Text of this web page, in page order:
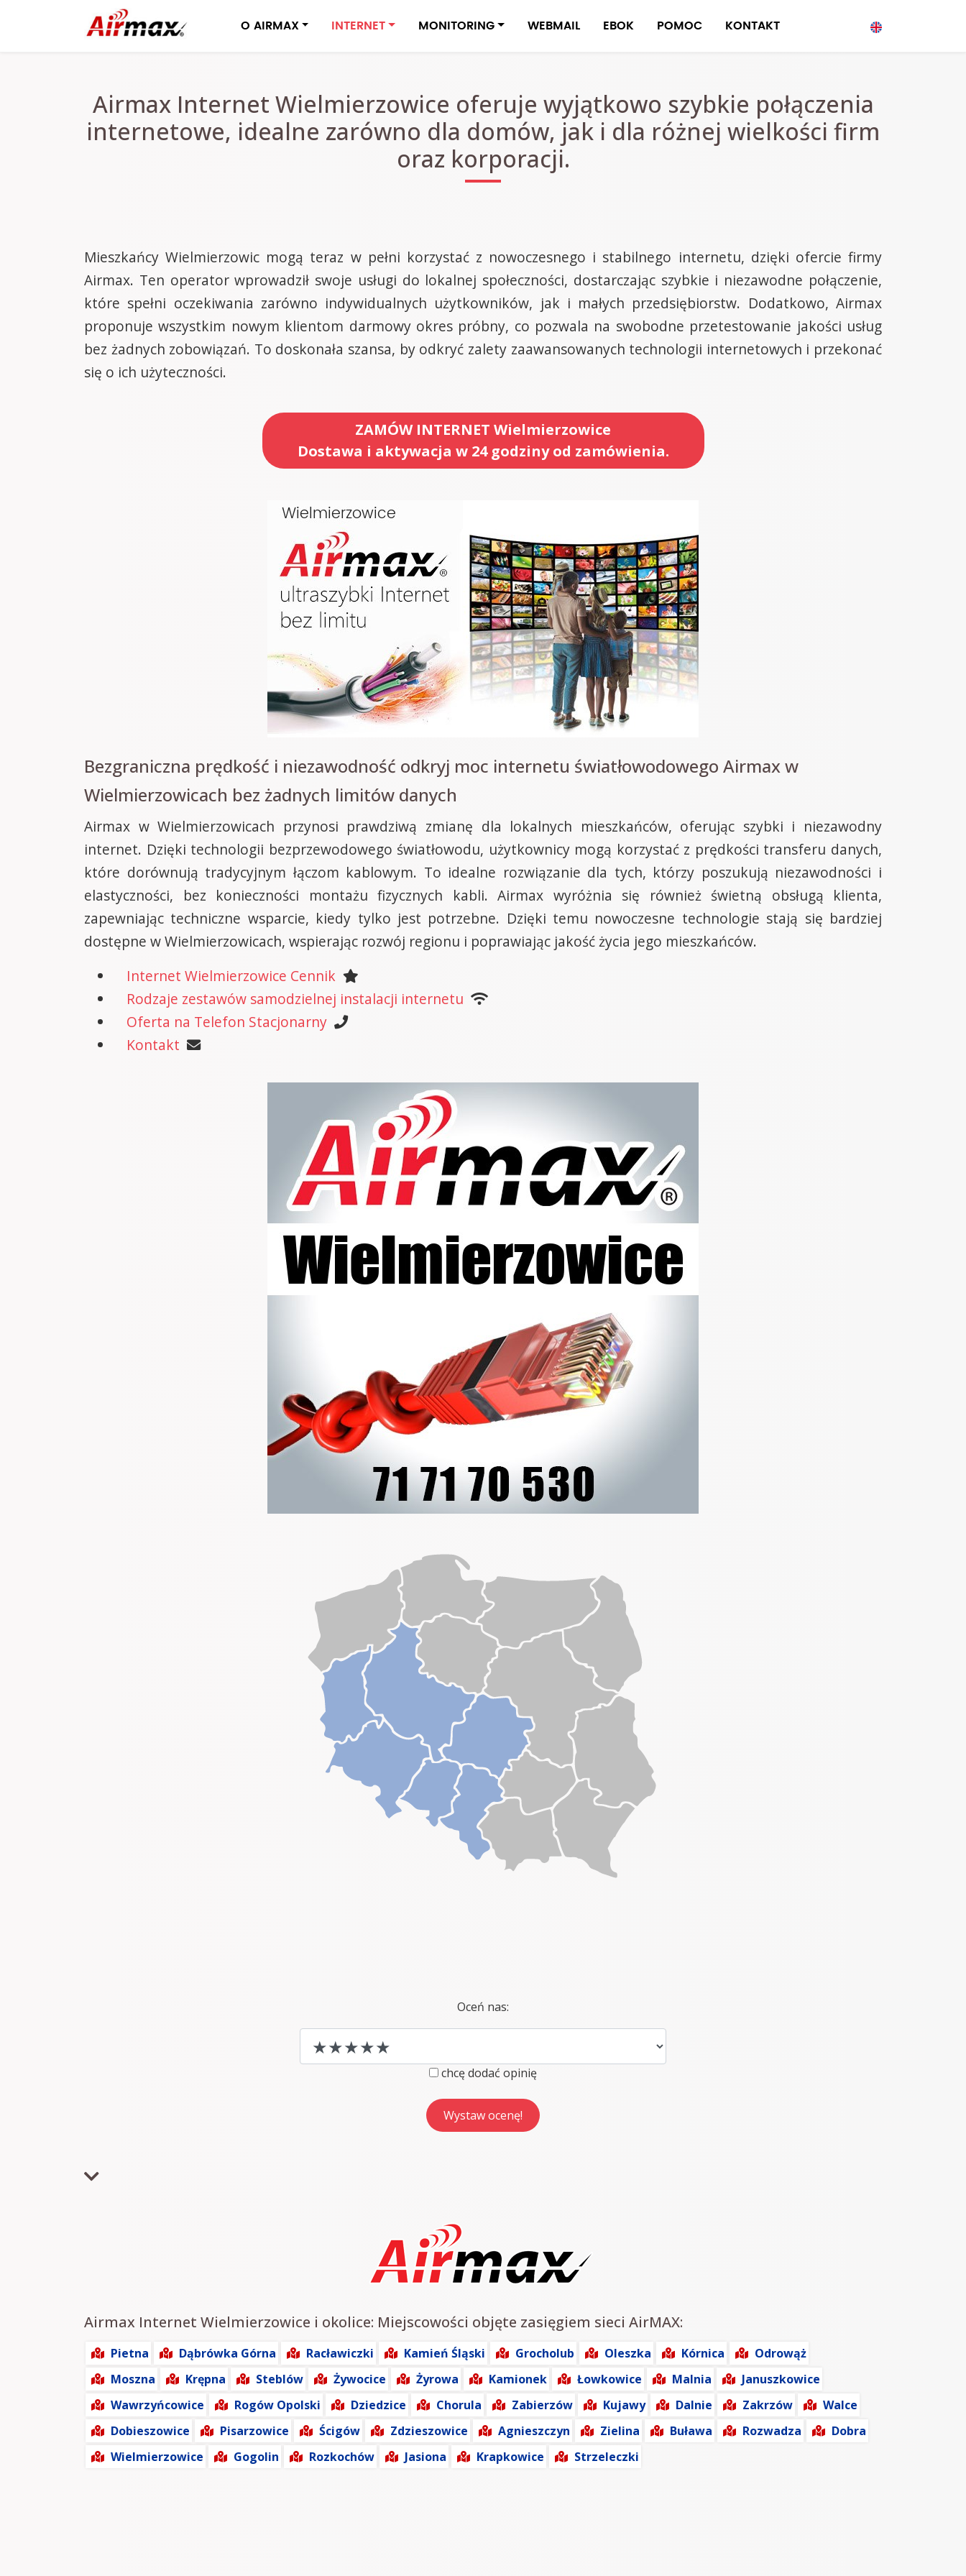
O AIRMAX INTERNET MONITORING WEBMAIL EBOK POMOC KONTAKT
Airmax Internet Wielmierzowice oferuje wyjątkowo szybkie połączenia
internetowe, idealne zarówno dla domów, jak i dla różnej wielkości firm
oraz korporacji.
Mieszkańcy Wielmierzowic mogą teraz w pełni korzystać z nowoczesnego i stabilnego internetu, dzięki ofercie firmy
Airmax. Ten operator wprowadził swoje usługi do lokalnej społeczności, dostarczając szybkie i niezawodne połączenie,
które spełni oczekiwania zarówno indywidualnych użytkowników, jak i małych przedsiębiorstw. Dodatkowo, Airmax
proponuje wszystkim nowym klientom darmowy okres próbny, co pozwala na swobodne przetestowanie jakości usług
bez żadnych zobowiązań. To doskonała szansa, by odkryć zalety zaawansowanych technologii internetowych i przekonać
się o ich użyteczności.
ZAMÓW INTERNET Wielmierzowice
Dostawa i aktywacja w 24 godziny od zamówienia.
Bezgraniczna prędkość i niezawodność odkryj moc internetu światłowodowego Airmax w
Wielmierzowicach bez żadnych limitów danych
Airmax w Wielmierzowicach przynosi prawdziwą zmianę dla lokalnych mieszkańców, oferując szybki i niezawodny
internet. Dzięki technologii bezprzewodowego światłowodu, użytkownicy mogą korzystać z prędkości transferu danych,
które dorównują tradycyjnym łączom kablowym. To idealne rozwiązanie dla tych, którzy poszukują niezawodności i
elastyczności, bez konieczności montażu fizycznych kabli. Airmax wyróżnia się również świetną obsługą klienta,
zapewniając techniczne wsparcie, kiedy tylko jest potrzebne. Dzięki temu nowoczesne technologie stają się bardziej
dostępne w Wielmierzowicach, wspierając rozwój regionu i poprawiając jakość życia jego mieszkańców.
Internet Wielmierzowice Cennik
Rodzaje zestawów samodzielnej instalacji internetu
Oferta na Telefon Stacjonarny
Kontakt
Oceń nas:
chcę dodać opinię
Airmax Internet Wielmierzowice i okolice: Miejscowości objęte zasięgiem sieci AirMAX:
Pietna Dąbrówka Górna Racławiczki Kamień Śląski Grocholub Oleszka Kórnica
Odrowąż
Moszna
Krępna Steblów Żywocice Żyrowa Kamionek Łowkowice Malnia
Januszkowice
Wawrzyńcowice
Rogów Opolski Dziedzice Chorula Zabierzów Kujawy Dalnie Zakrzów
Walce
Dobieszowice
Pisarzowice Ścigów Zdzieszowice Agnieszczyn Zielina Buława Rozwadza
Dobra
Wielmierzowice
Gogolin Rozkochów Jasiona Krapkowice Strzeleczki